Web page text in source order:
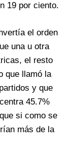
19 por ciento.
el orden
una u otra
el resto
que llamó la
y que
45.7%
si como se
más de la